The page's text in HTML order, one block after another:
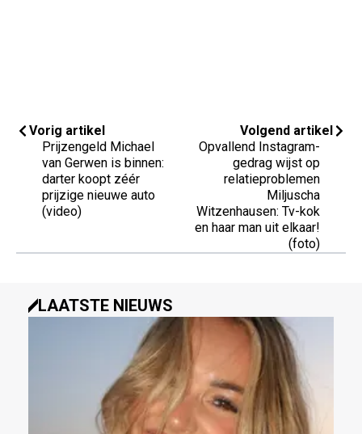
Vorig artikel
Prijzengeld Michael
van Gerwen is binnen:
darter koopt zéér
prijzige nieuwe auto
(video)
Volgend artikel
Opvallend Instagram-
gedrag wijst op
relatieproblemen
Miljuscha
Witzenhausen: Tv-kok
en haar man uit elkaar!
(foto)
LAATSTE NIEUWS